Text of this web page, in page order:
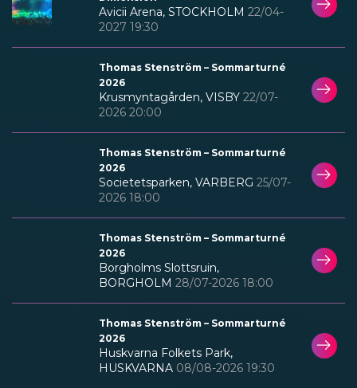
Avicii Arena, STOCKHOLM 22/04-
2027 19:30
Thomas Stenström – Sommarturné
2026
Krusmyntagården, VISBY 22/07-
2026 20:00
Thomas Stenström – Sommarturné
2026
Societetsparken, VARBERG 25/07-
2026 18:00
Thomas Stenström – Sommarturné
2026
Borgholms Slottsruin,
BORGHOLM 28/07-2026 18:00
Thomas Stenström – Sommarturné
2026
Huskvarna Folkets Park,
HUSKVARNA 08/08-2026 19:30